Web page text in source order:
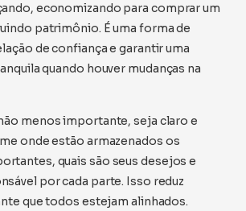
economizando para comprar um
patrimônio. É uma forma de
de confiança e garantir uma
quando houver mudanças na
menos importante, seja claro e
onde estão armazenados os
quais são seus desejos e
por cada parte. Isso reduz
que todos estejam alinhados.